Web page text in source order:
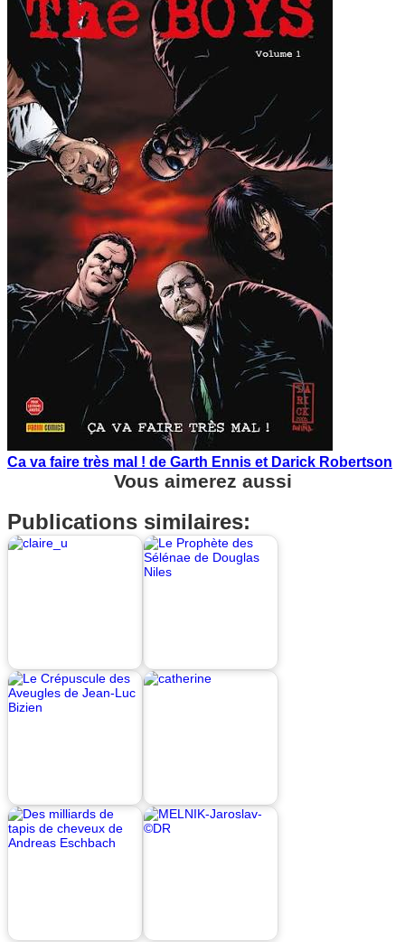
Ca va faire très mal ! de Garth Ennis et Darick Robertson
Vous aimerez aussi
Publications similaires: